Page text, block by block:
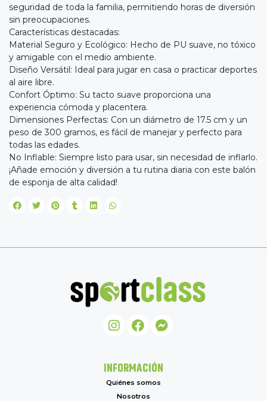
seguridad de toda la familia, permitiendo horas de diversión
sin preocupaciones.
Características destacadas:
Material Seguro y Ecológico: Hecho de PU suave, no tóxico
y amigable con el medio ambiente.
Diseño Versátil: Ideal para jugar en casa o practicar deportes
al aire libre.
Confort Óptimo: Su tacto suave proporciona una
experiencia cómoda y placentera.
Dimensiones Perfectas: Con un diámetro de 17.5 cm y un
peso de 300 gramos, es fácil de manejar y perfecto para
todas las edades.
No Inflable: Siempre listo para usar, sin necesidad de inflarlo.
¡Añade emoción y diversión a tu rutina diaria con este balón
de esponja de alta calidad!
INFORMACIÓN
Quiénes somos
Nosotros